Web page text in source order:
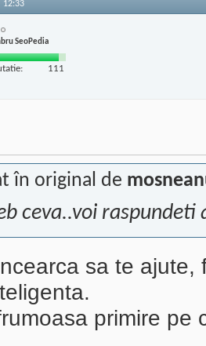
12:33
SeoPedia
111
în original de
ceva..voi raspundeti
sa te
primire pe